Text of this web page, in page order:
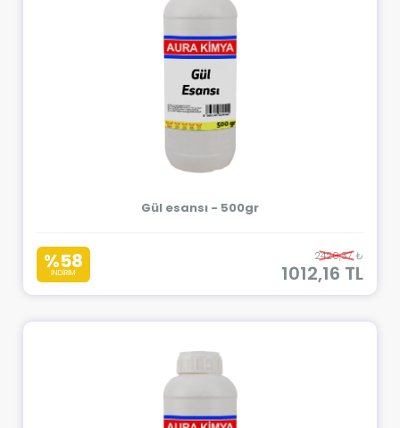
Gül esansı - 500gr
%58
İNDİRİM
2420,37 ₺
1012,16 TL